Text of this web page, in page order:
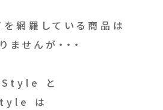
網羅している商品は
せんが・・・
と
は